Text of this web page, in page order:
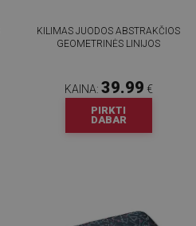
KILIMAS JUODOS ABSTRAKČIOS
GEOMETRINĖS LINIJOS
KAINA: 39.99 €
PIRKTI
DABAR